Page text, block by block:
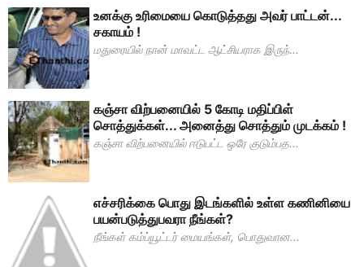
உனக்கு உரிமையை கொடுத்தது அவர் பாட்டன்...
சகாயம் !
மதுரையில் நான் மாவட்ட ஆட்சியராக இருந்...
கஞ்சா விற்பனையில் 5 கோடி மதிப்பிள்
சொத்துக்கள்... அனைத்து சொத்தும் முடக்கம் !
கஞ்சா விற்பனையில் ஈடுபட்ட ஒரே குடும்பத...
எச்சரிக்கை பொது இடங்களில் உள்ள கணினியை
பயன்படுத்துபவரா நீங்கள்?
நீங்கள் கம்ப்யூட்டர் மையங்கள், பொதுவான...